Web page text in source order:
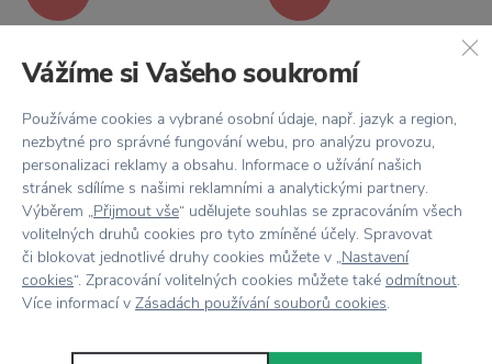
TEEMU JÄRVI ILLUSTRATIONS
Plakát Sneaking Tiger
30x40 cm
749 Kč 524 Kč
TEEMU JÄRVI ILLUSTRATIONS
Plakát Charming Deer
30x40 cm
749 Kč 524 Kč
Vážíme si Vašeho soukromí
Používáme cookies a vybrané osobní údaje, např. jazyk a region,
nezbytné pro správné fungování webu, pro analýzu provozu,
personalizaci reklamy a obsahu. Informace o užívání našich
stránek sdílíme s našimi reklamními a analytickými partnery.
Výběrem „Přijmout vše“ udělujete souhlas se zpracováním všech
volitelných druhů cookies pro tyto zmíněné účely. Spravovat
či blokovat jednotlivé druhy cookies můžete v „Nastavení
cookies“. Zpracování volitelných cookies můžete také odmítnout.
Více informací v Zásadách používání souborů cookies.